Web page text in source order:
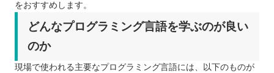
をおすすめします。
どんなプログラミング言語を学ぶのが良い
のか
現場で使われる主要なプログラミング言語には、以下のものが